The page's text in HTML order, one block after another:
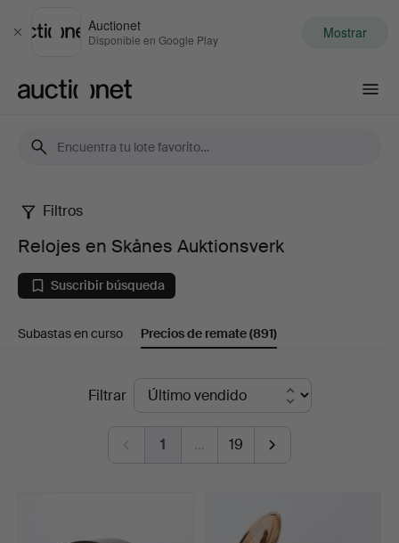
Cerrar
Auctionet
Disponible en Google Play Mostrar
Relojes
en
Skånes
Auktionsverk
Filtros
Relojes en Skånes Auktionsverk
Suscribir búsqueda
Subastas en curso Precios de remate(891)
Filtrar
1 … 19